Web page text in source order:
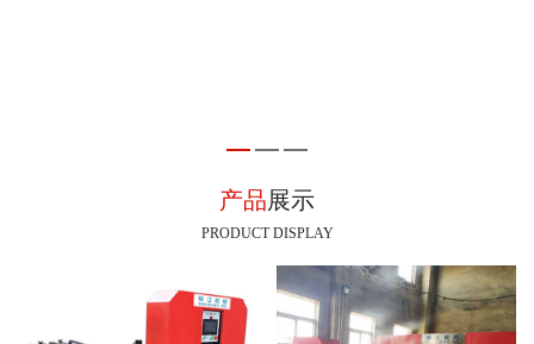
产品展示
PRODUCT DISPLAY